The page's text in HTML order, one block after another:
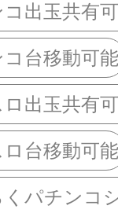
出玉共有
台移動可能
出玉共有
台移動可能
くパチンコ